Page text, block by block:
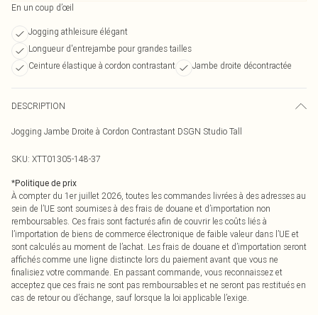
En un coup d’œil
Jogging athleisure élégant
Longueur d'entrejambe pour grandes tailles
Ceinture élastique à cordon contrastant
Jambe droite décontractée
DESCRIPTION
Jogging Jambe Droite à Cordon Contrastant DSGN Studio Tall
SKU: XTT01305-148-37
*Politique de prix
À compter du 1er juillet 2026, toutes les commandes livrées à des adresses au
sein de l’UE sont soumises à des frais de douane et d’importation non
remboursables. Ces frais sont facturés afin de couvrir les coûts liés à
l’importation de biens de commerce électronique de faible valeur dans l’UE et
sont calculés au moment de l’achat. Les frais de douane et d’importation seront
affichés comme une ligne distincte lors du paiement avant que vous ne
finalisiez votre commande. En passant commande, vous reconnaissez et
acceptez que ces frais ne sont pas remboursables et ne seront pas restitués en
cas de retour ou d’échange, sauf lorsque la loi applicable l’exige.